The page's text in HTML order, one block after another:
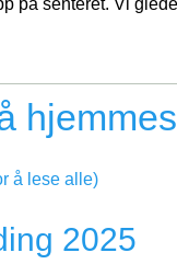
å lese alle)
2025